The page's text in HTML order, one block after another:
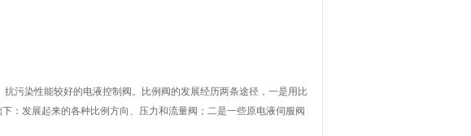
污染性能较好的电液控制阀。比例阀的发展经历两条途径，一是用比
：发展起来的各种比例方向、压力和流量阀；二是一些原电液伺服阀